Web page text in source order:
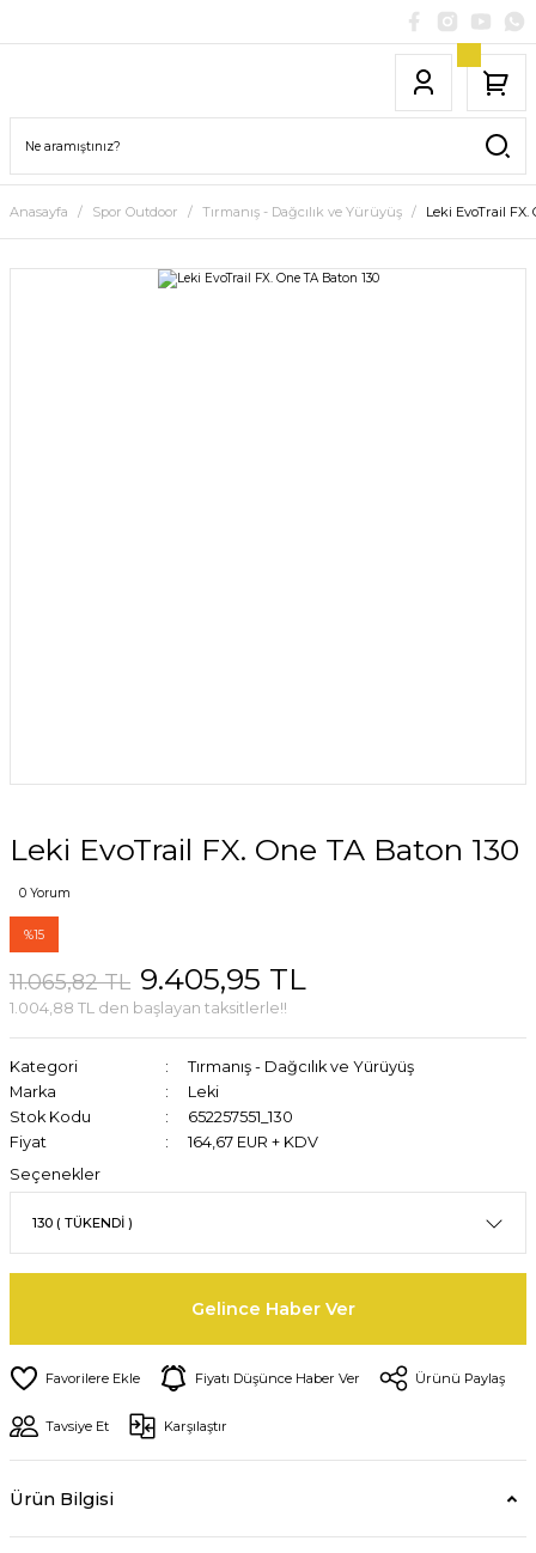
Anasayfa Spor Outdoor Tırmanış - Dağcılık ve Yürüyüş Leki EvoTrail FX.
Leki EvoTrail FX. One TA Baton 130
0 Yorum
%15
11.065,82 TL 9.405,95 TL
1.004,88 TL den başlayan taksitlerle!!
Kategori
Tırmanış - Dağcılık ve Yürüyüş
Marka
Leki
Stok Kodu
652257551_130
Fiyat
164,67 EUR + KDV
Seçenekler
Gelince Haber Ver
Fiyatı Düşünce Haber Ver Ürünü Paylaş
Tavsiye Et Karşılaştır
Ürün Bilgisi